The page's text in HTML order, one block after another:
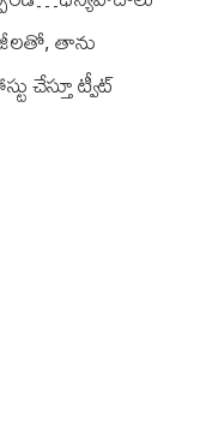
తాను
చేస్తూ ట్వీట్